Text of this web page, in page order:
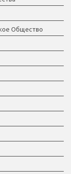
Общество